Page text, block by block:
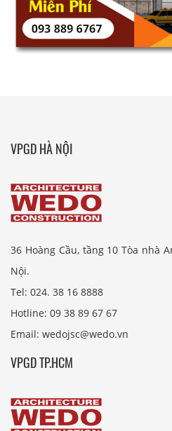
VPGD HÀ NỘI
36 Hoàng Cầu, tầng 10 Tòa nhà
Nội.
Tel: 024. 38 16 8888
Hotline: 09 38 89 67 67
Email: wedojsc@wedo.vn
VPGD TP.HCM